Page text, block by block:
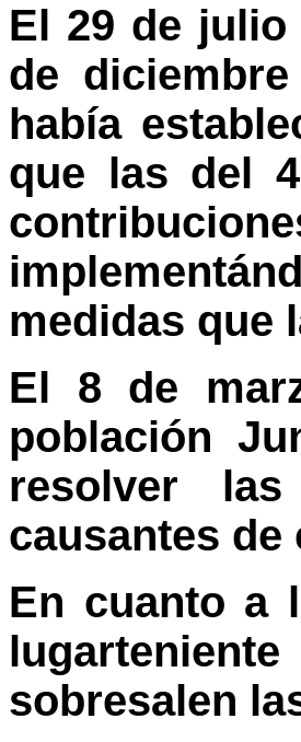
El 29 de julio
de
había
que las del
medidas que
El 8 de
población
resolver
causantes
En cuanto a
sobresalen